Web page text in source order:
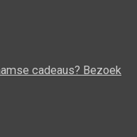
cadeaus? Bezoek